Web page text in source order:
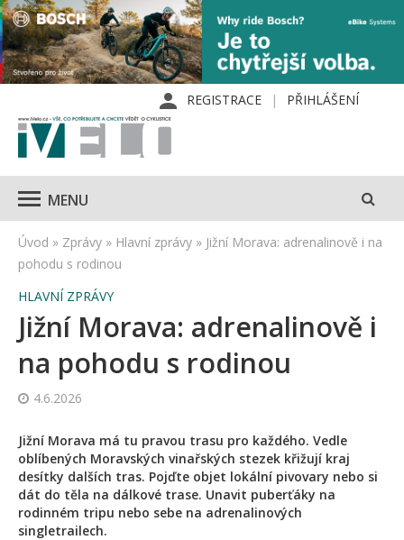
REGISTRACE PŘIHLÁŠENÍ
MENU
Úvod » Zprávy » Hlavní zprávy » Jižní Morava: adrenalinově i na
pohodu s rodinou
HLAVNÍ ZPRÁVY
Jižní Morava: adrenalinově i
na pohodu s rodinou
4.6.2026
Jižní Morava má tu pravou trasu pro každého. Vedle
oblíbených Moravských vinařských stezek křižují kraj
desítky dalších tras. Pojďte objet lokální pivovary nebo si
dát do těla na dálkové trase. Unavit puberťáky na
rodinném tripu nebo sebe na adrenalinových
singletrailech.